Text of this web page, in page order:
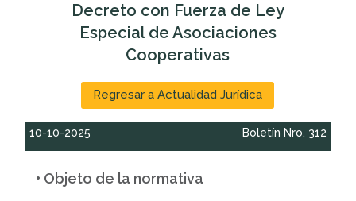
Decreto con Fuerza de Ley
Especial de Asociaciones
Cooperativas
Regresar a Actualidad Jurídica
10-10-2025 Boletín Nro. 312
• Objeto de la normativa